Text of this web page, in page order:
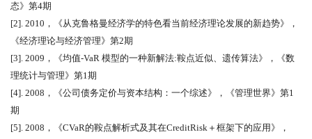
态》第4期
[2]. 2010 ，《从克鲁格曼经济学的特色看当前经济理论发展的新趋势》，
《经济理论与经济管理》第2期
[3]. 2009 ，《均值-VaR 模型的一种新解法:鞍点近似、遗传算法》，《数
理统计与管理》第1期
[4]. 2008 ，《公司债务定价与资本结构：一个综述》，《管理世界》第1
期
[5]. 2008 ，《CVaR的鞍点解析式及其在CreditRisk ＋框架下的应用》，